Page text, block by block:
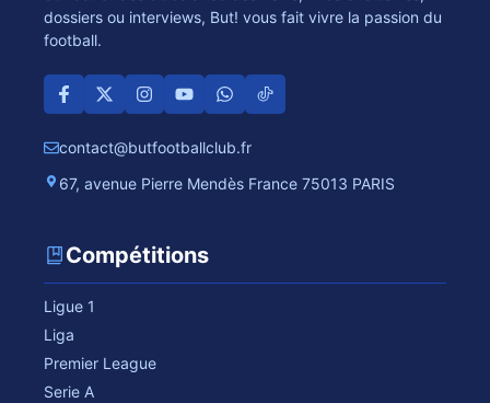
dossiers ou interviews, But! vous fait vivre la passion du
football.
contact@butfootballclub.fr
67, avenue Pierre Mendès France 75013 PARIS
Compétitions
Ligue 1
Liga
Premier League
Serie A